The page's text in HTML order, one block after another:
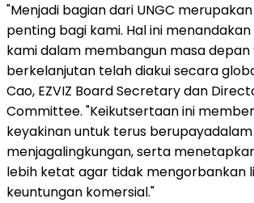
"Menjadi bagian dari UNGC
penting bagi kami. Hal ini
kami dalam membangun masa depan
berkelanjutan telah diakui secara
Cao, EZVIZ Board Secretary dan
Committee. "Keikutsertaan ini
keyakinan untuk terus berupayadalam
menjagalingkungan, serta
lebih ketat agar tidak mengorbankan
keuntungan komersial."